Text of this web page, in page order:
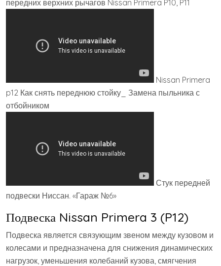
передних верхних рычагов Nissan Primera P10, P11
Nissan Primera
p12 Как снять переднюю стойку_ Замена пыльника с
отбойником
Стук передней
подвески Ниссан. «Гараж №6»
Подвеска Nissan Primera 3 (P12)
Подвеска является связующим звеном между кузовом и
колесами и предназначена для снижения динамических
нагрузок, уменьшения колебаний кузова, смягчения